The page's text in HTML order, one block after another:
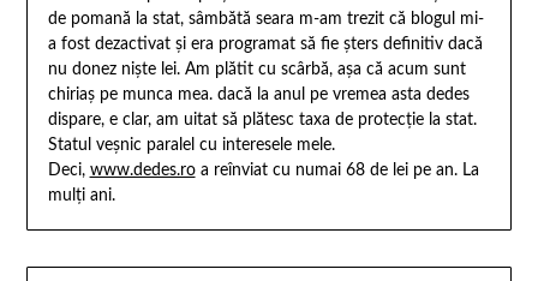
de pomană la stat, sâmbătă seara m-am trezit că blogul mi-
a fost dezactivat și era programat să fie șters definitiv dacă
nu donez niște lei. Am plătit cu scârbă, așa că acum sunt
chiriaș pe munca mea. dacă la anul pe vremea asta dedes
dispare, e clar, am uitat să plătesc taxa de protecție la stat.
Statul veșnic paralel cu interesele mele.
Deci, www.dedes.roa reînviat cu numai 68 de lei pe an. La
mulți ani.